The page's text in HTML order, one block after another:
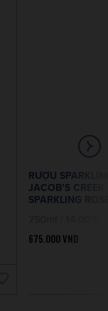
RƯỢU
JACOB’S CREEK
SPARKLING
675.000VND